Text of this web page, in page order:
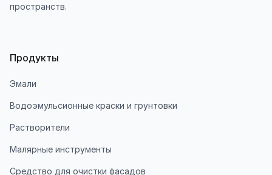
пространств.
Продукты
Эмали
Водоэмульсионные краски и грунтовки
Растворители
Малярные инструменты
Средство для очистки фасадов